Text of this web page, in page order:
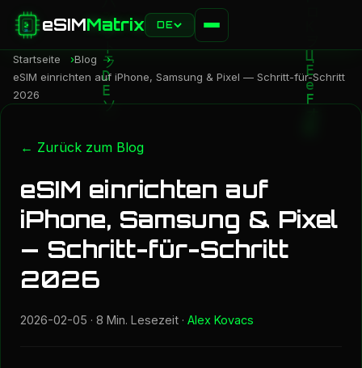
eSIMMatrix DE
Startseite
Blog
eSIM einrichten auf iPhone, Samsung & Pixel — Schritt-für-Schritt
2026
← Zurück zum Blog
eSIM einrichten auf
iPhone, Samsung & Pixel
— Schritt-für-Schritt
2026
2026-02-05 · 8 Min. Lesezeit · Alex Kovacs